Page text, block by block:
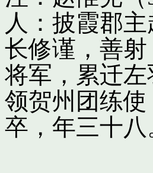
人：披霞郡
长修谨，善
将军，累迁
领贺州团练
卒，年三十